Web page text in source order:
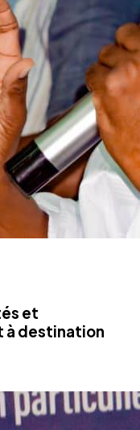
et
destination